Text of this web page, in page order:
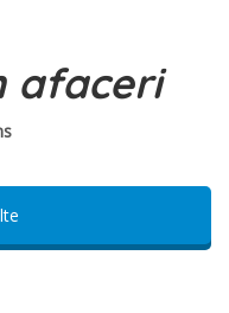
afaceri